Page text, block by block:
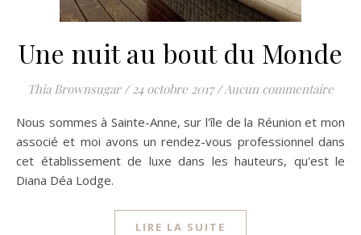
Une nuit au bout du Monde
Thia Brownsugar / 24 octobre 2017 /Aucun commentaire
Nous sommes à Sainte-Anne, sur l'île de la Réunion et mon
associé et moi avons un rendez-vous professionnel dans
cet établissement de luxe dans les hauteurs, qu'est le
Diana Déa Lodge.
LIRE LA SUITE